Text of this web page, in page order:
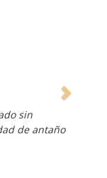
sin
de antaño